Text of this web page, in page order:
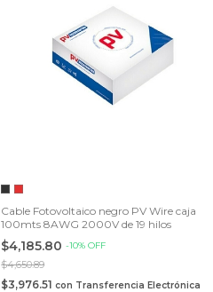
Cable Fotovoltaico negro PV Wire caja
100mts 8AWG 2000V de 19 hilos
$4,185.80-10%OFF
$4,650.89
$3,976.51con Transferencia Electrónica